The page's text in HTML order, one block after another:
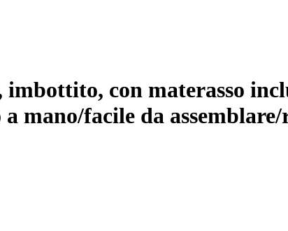
imbottito, con materasso
mano/facile da assemblare/